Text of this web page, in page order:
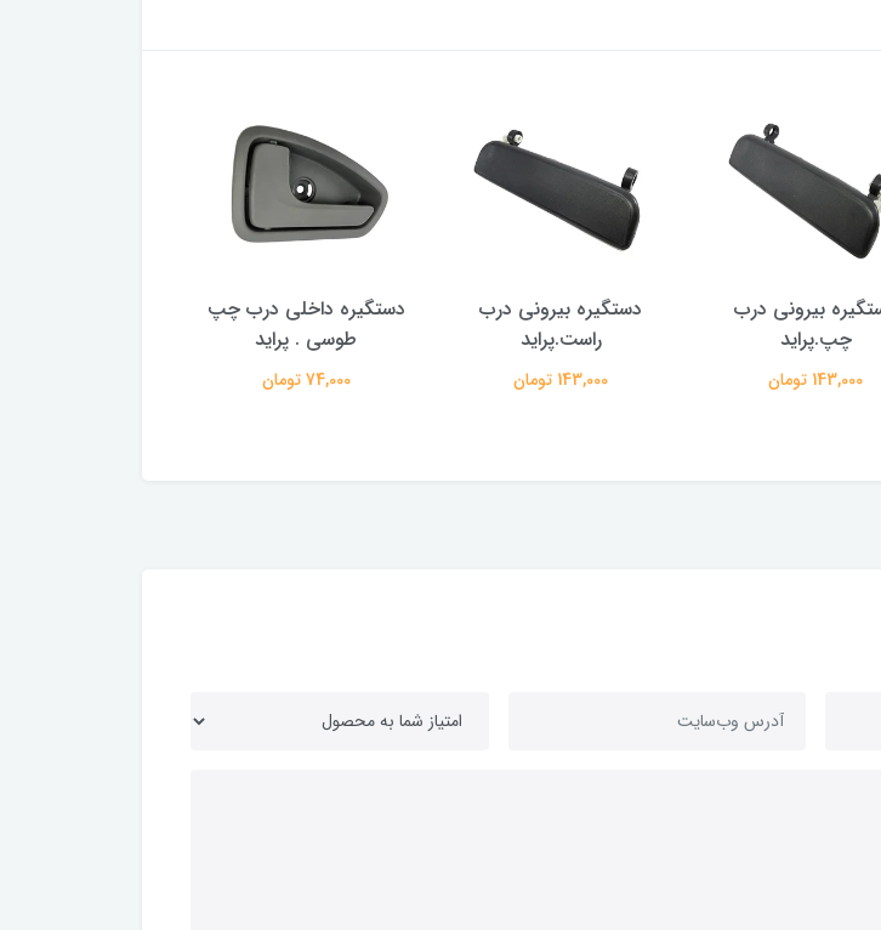
بیرونی درب
چپ.پراید
143,000 تومان
دستگیره بیرونی درب
راست.پراید
143,000 تومان
دستگیره داخلی درب چپ
طوسی . پراید
74,000 تومان